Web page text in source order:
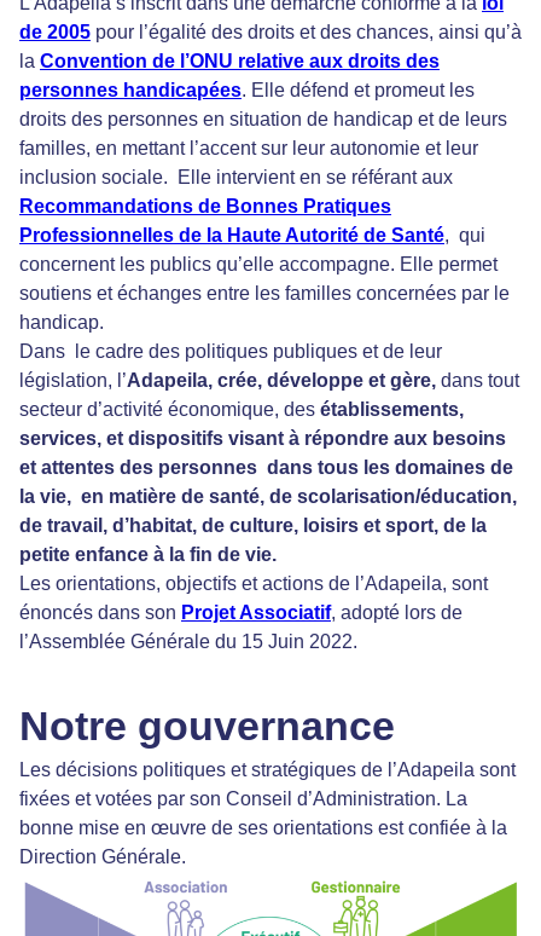
de 2005 pour l’égalité des droits et des chances, ainsi qu’à
la Convention de l’ONU relative aux droits des
personnes handicapées. Elle défend et promeut les
droits des personnes en situation de handicap et de leurs
familles, en mettant l’accent sur leur autonomie et leur
inclusion sociale. Elle intervient en se référant aux
Recommandations de Bonnes Pratiques
Professionnelles de la Haute Autorité de Santé, qui
concernent les publics qu’elle accompagne. Elle permet
soutiens et échanges entre les familles concernées par le
handicap.
Dans le cadre des politiques publiques et de leur
législation, l’Adapeila, crée, développe et gère, dans tout
secteur d’activité économique, des établissements,
services, et dispositifs visant à répondre aux besoins
et attentes des personnes dans tous les domaines de
la vie, en matière de santé, de scolarisation/éducation,
de travail, d’habitat, de culture, loisirs et sport, de la
petite enfance à la fin de vie.
Les orientations, objectifs et actions de l’Adapeila, sont
énoncés dans son ProjetAssociatif, adopté lors de
l’Assemblée Générale du 15 Juin 2022.
Notre gouvernance
Les décisions politiques et stratégiques de l’Adapeila sont
fixées et votées par son Conseil d’Administration. La
bonne mise en œuvre de ses orientations est confiée à la
Direction Générale.